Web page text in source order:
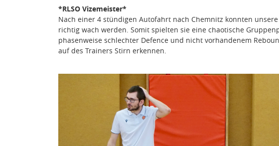
*RLSO Vizemeister*
Nach einer 4 stündigen Autofahrt nach Chemnitz konnten
richtig wach werden. Somit spielten sie eine chaotische
phasenweise schlechter Defence und nicht vorhandenem
auf des Trainers Stirn erkennen.